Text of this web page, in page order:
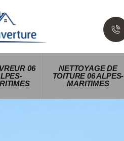
06
NETTOYAGE DE
TOITURE 06 ALPES-
MARITIMES